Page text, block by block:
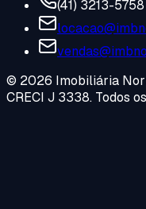
(41) 3213-5758
© 2026 Imobiliária
CRECI J 3338. Todos